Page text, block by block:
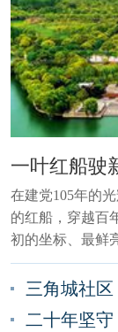
一叶红船驶
在建党105年的
的红船，穿越百
初的坐标、最鲜
三角城社
二十年坚守